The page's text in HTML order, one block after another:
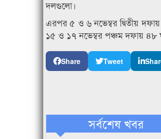
দলগুলো।
এরপর ৫ ও ৬ নভেম্বর দ্বিতীয়
১৫ ও ১৭ নভেম্বর পঞ্চম দফায় ৪৮
Share Tweet
সর্বশেষ খবর